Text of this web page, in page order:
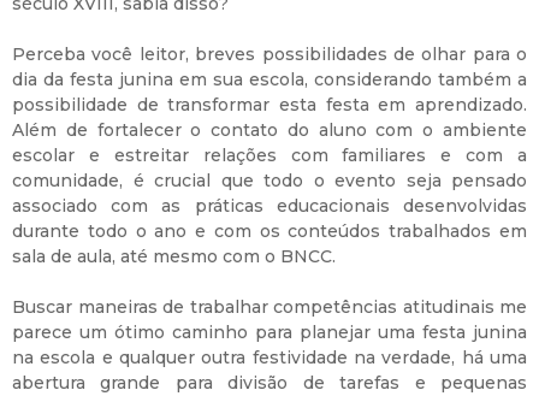
Perceba você leitor, breves possibilidades de olhar para o
dia da festa junina em sua escola, considerando também a
possibilidade de transformar esta festa em aprendizado.
Além de fortalecer o contato do aluno com o ambiente
escolar e estreitar relações com familiares e com a
comunidade, é crucial que todo o evento seja pensado
associado com as práticas educacionais desenvolvidas
durante todo o ano e com os conteúdos trabalhados em
sala de aula, até mesmo com o BNCC.
Buscar maneiras de trabalhar competências atitudinais me
parece um ótimo caminho para planejar uma festa junina
na escola e qualquer outra festividade na verdade, há uma
abertura grande para divisão de tarefas e pequenas